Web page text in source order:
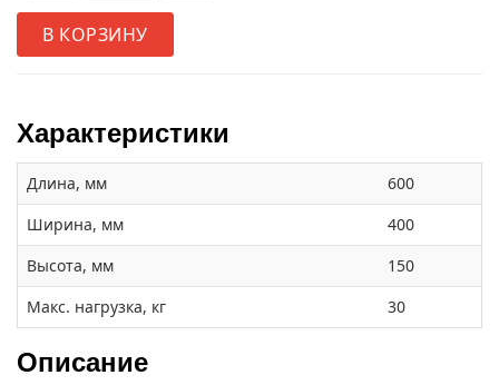
В КОРЗИНУ
Характеристики
Длина, мм
600
Ширина, мм
400
Высота, мм
150
Макс. нагрузка, кг
30
Описание